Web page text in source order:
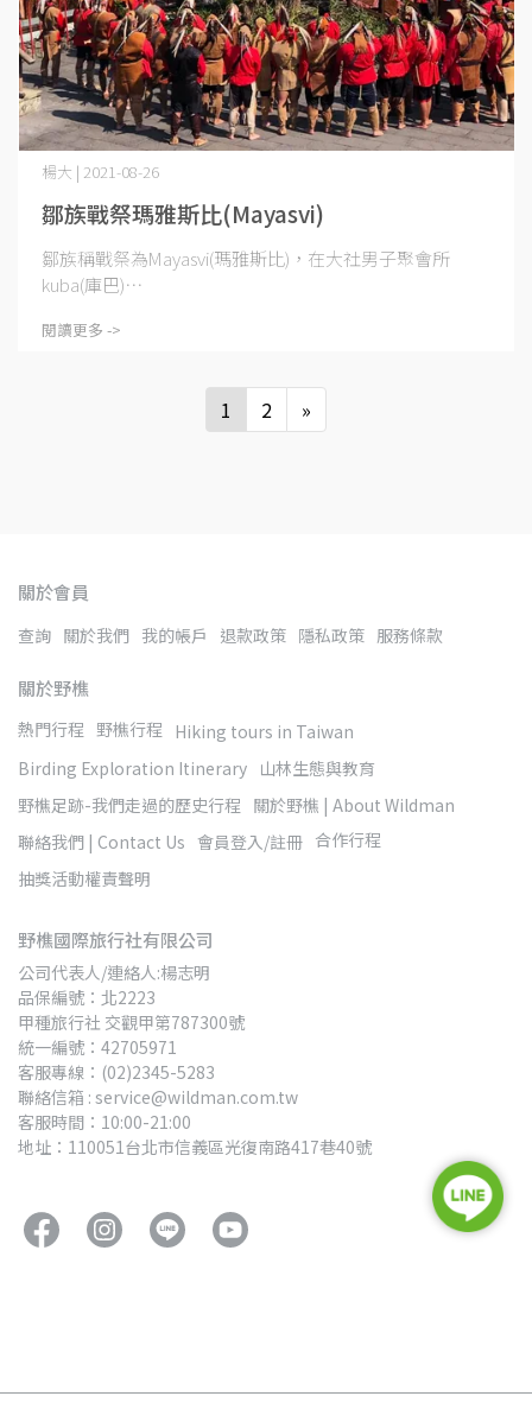
鄒族戰祭瑪雅斯比(Mayasvi)
楊大 | 2021-08-26
鄒族稱戰祭為Mayasvi(瑪雅斯比)，在大社男子聚會所
kuba(庫巴)⋯
閱讀更多 ->
1 2 »
關於會員
查詢 關於我們 我的帳戶 退款政策 隱私政策 服務條款
關於野樵
熱門行程 野樵行程 Hiking tours in Taiwan
Birding Exploration Itinerary 山林生態與教育
野樵足跡-我們走過的歷史行程 關於野樵 | About Wildman
聯絡我們 | Contact Us 會員登入/註冊 合作行程
抽獎活動權責聲明
野樵國際旅行社有限公司
公司代表人/連絡人:楊志明
品保編號：北2223
甲種旅行社 交觀甲第787300號
統一編號：42705971
客服專線：(02)2345-5283
聯絡信箱 : service@wildman.com.tw
客服時間：10:00-21:00
地址：110051台北市信義區光復南路417巷40號